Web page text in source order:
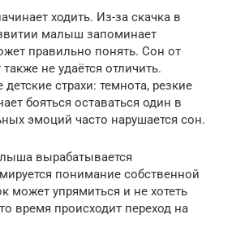
ходить. Из-за скачка в
малыш запоминает
правильно понять. Сон от
не удаётся отличить.
страхи: темнота, резкие
бояться оставаться один в
эмоций часто нарушается сон.
вырабатывается
понимание собственной
может упрямиться и не хотеть
время происходит переход на